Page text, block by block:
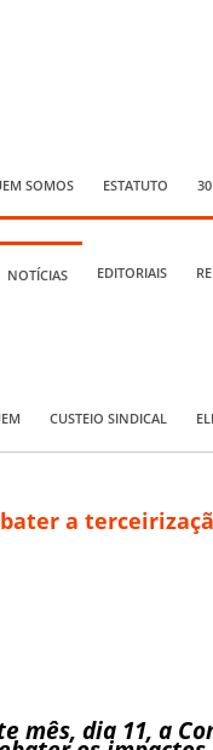
SOMOS ESTATUTO
NOTÍCIAS EDITORIAIS
CUSTEIO SINDICAL
a
mês, dia 11, a